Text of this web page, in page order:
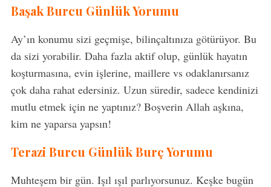
Başak Burcu Günlük Yorumu
Ay’ın konumu sizi geçmişe, bilinçaltınıza götürüyor. Bu
da sizi yorabilir. Daha fazla aktif olup, günlük hayatın
koşturmasına, evin işlerine, maillere vs odaklanırsanız
çok daha rahat edersiniz. Uzun süredir, sadece kendinizi
mutlu etmek için ne yaptınız? Boşverin Allah aşkına,
kim ne yaparsa yapsın!
Terazi Burcu Günlük Burç Yorumu
Muhteşem bir gün. Işıl ışıl parlıyorsunuz. Keşke bugün